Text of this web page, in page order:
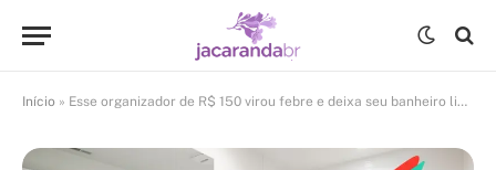
Início » Esse organizador de R$ 150 virou febre e deixa seu banheiro limpo e leve